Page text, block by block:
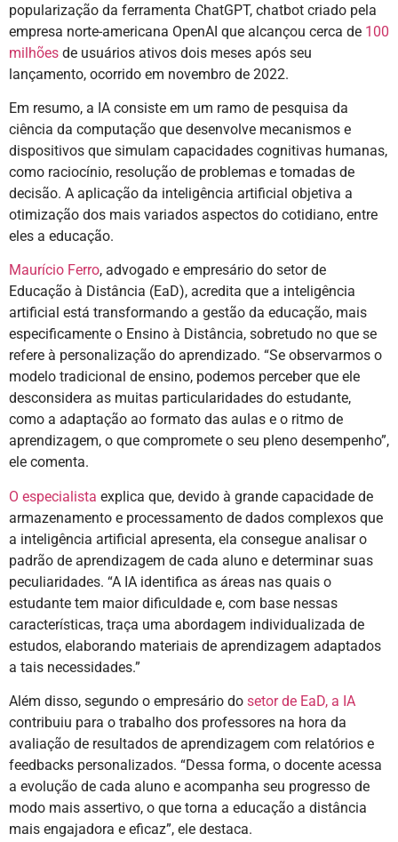
popularização da ferramenta ChatGPT, chatbot criado pela
empresa norte-americana OpenAI que alcançou cerca de 100
milhões de usuários ativos dois meses após seu
lançamento, ocorrido em novembro de 2022.
Em resumo, a IA consiste em um ramo de pesquisa da
ciência da computação que desenvolve mecanismos e
dispositivos que simulam capacidades cognitivas humanas,
como raciocínio, resolução de problemas e tomadas de
decisão. A aplicação da inteligência artificial objetiva a
otimização dos mais variados aspectos do cotidiano, entre
eles a educação.
Maurício Ferro, advogado e empresário do setor de
Educação à Distância (EaD), acredita que a inteligência
artificial está transformando a gestão da educação, mais
especificamente o Ensino à Distância, sobretudo no que se
refere à personalização do aprendizado. “Se observarmos o
modelo tradicional de ensino, podemos perceber que ele
desconsidera as muitas particularidades do estudante,
como a adaptação ao formato das aulas e o ritmo de
aprendizagem, o que compromete o seu pleno desempenho”,
ele comenta.
O especialista explica que, devido à grande capacidade de
armazenamento e processamento de dados complexos que
a inteligência artificial apresenta, ela consegue analisar o
padrão de aprendizagem de cada aluno e determinar suas
peculiaridades. “A IA identifica as áreas nas quais o
estudante tem maior dificuldade e, com base nessas
características, traça uma abordagem individualizada de
estudos, elaborando materiais de aprendizagem adaptados
a tais necessidades.”
Além disso, segundo o empresário do setor de EaD, a IA
contribuiu para o trabalho dos professores na hora da
avaliação de resultados de aprendizagem com relatórios e
feedbacks personalizados. “Dessa forma, o docente acessa
a evolução de cada aluno e acompanha seu progresso de
modo mais assertivo, o que torna a educação a distância
mais engajadora e eficaz”, ele destaca.